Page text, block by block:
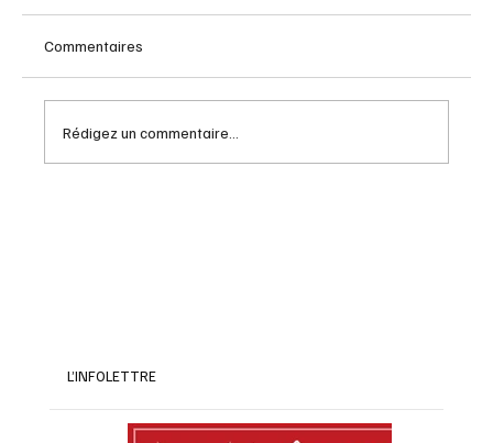
Commentaires
Rédigez un commentaire...
L’INFOLETTRE